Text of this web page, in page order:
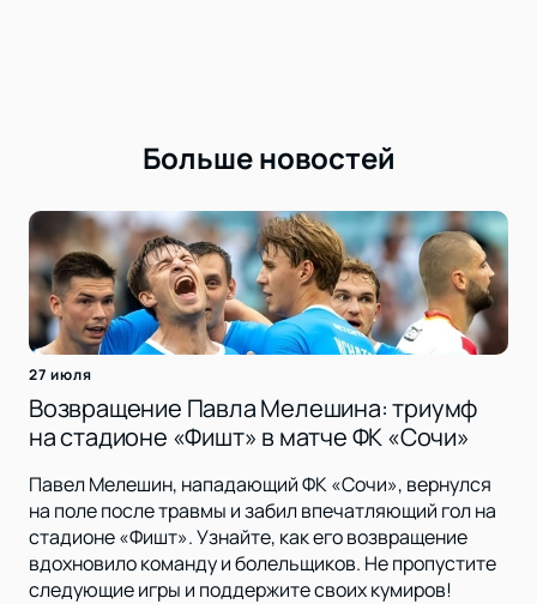
Больше новостей
27 июля
Возвращение Павла Мелешина: триумф
на стадионе «Фишт» в матче ФК «Сочи»
Павел Мелешин, нападающий ФК «Сочи», вернулся
на поле после травмы и забил впечатляющий гол на
стадионе «Фишт». Узнайте, как его возвращение
вдохновило команду и болельщиков. Не пропустите
следующие игры и поддержите своих кумиров!